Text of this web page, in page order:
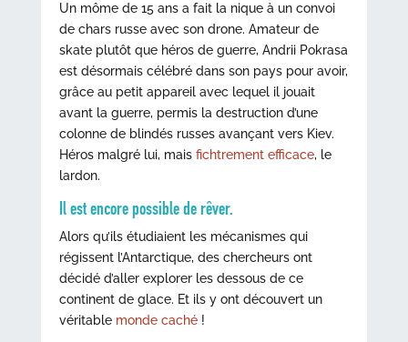
Un môme de 15 ans a fait la nique à un convoi
de chars russe avec son drone. Amateur de
skate plutôt que héros de guerre, Andrii Pokrasa
est désormais célébré dans son pays pour avoir,
grâce au petit appareil avec lequel il jouait
avant la guerre, permis la destruction d’une
colonne de blindés russes avançant vers Kiev.
Héros malgré lui, mais fichtrement efficace, le
lardon.
Il est encore possible de rêver.
Alors qu’ils étudiaient les mécanismes qui
régissent l’Antarctique, des chercheurs ont
décidé d’aller explorer les dessous de ce
continent de glace. Et ils y ont découvert un
véritable monde caché!